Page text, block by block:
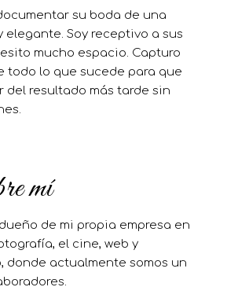
su boda de una
elegante. Soy receptivo a sus
mucho espacio. Capturo
todo lo que sucede para que
del resultado más tarde sin
mí
dueño de mi propia empresa en
el cine, web y
donde actualmente somos un